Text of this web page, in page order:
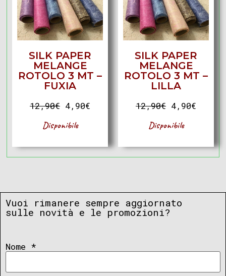
SILK PAPER
MELANGE
ROTOLO 3 MT –
FUXIA
12,90€ 4,90€
Disponibile
SILK PAPER
MELANGE
ROTOLO 3 MT –
LILLA
12,90€ 4,90€
Disponibile
Vuoi rimanere sempre aggiornato
sulle novità e le promozioni?
Nome *